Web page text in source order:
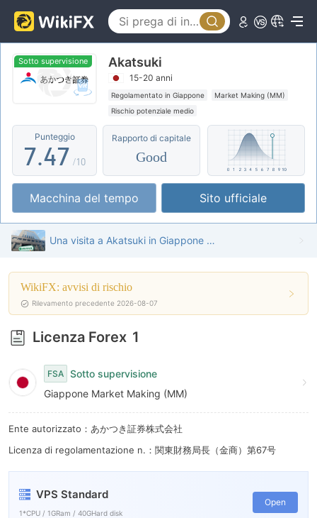
Sotto supervisione Akatsuki
15-20 anni
Regolamentato in Giappone
Market Making (MM)
Rischio potenziale medio
Punteggio
2
3
4
6
7
8
9
.
0
1
3
4
5
6
7
8
9
2
3
4
6
7
8
9
/10
Rapporto di capitale
Good
Macchina del tempo Sito ufficiale
Una visita a Akatsuki in Giappone - Ufficio Trovato
WikiFX: avvisi di rischio
Rilevamento precedente 2026-08-07
Licenza Forex 1
FSA Sotto supervisione
Giappone Market Making (MM)
Ente autorizzato：あかつき証券株式会社
Licenza di regolamentazione n.：関東財務局長（金商）第67号
VPS Standard
1*CPU / 1GRam / 40GHard disk
Open